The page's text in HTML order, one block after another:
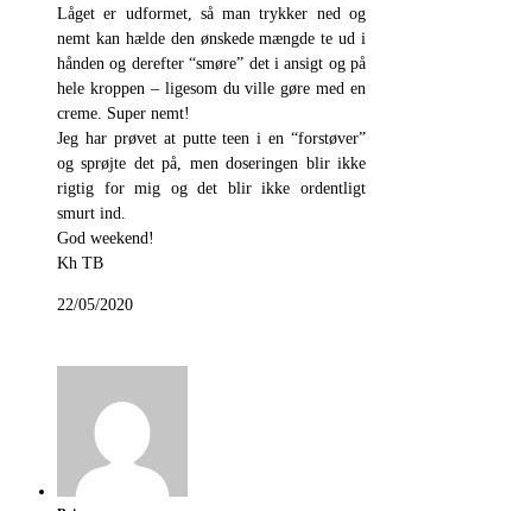
Låget er udformet, så man trykker ned og
nemt kan hælde den ønskede mængde te ud i
hånden og derefter “smøre” det i ansigt og på
hele kroppen – ligesom du ville gøre med en
creme. Super nemt!
Jeg har prøvet at putte teen i en “forstøver”
og sprøjte det på, men doseringen blir ikke
rigtig for mig og det blir ikke ordentligt
smurt ind.
God weekend!
Kh TB
22/05/2020